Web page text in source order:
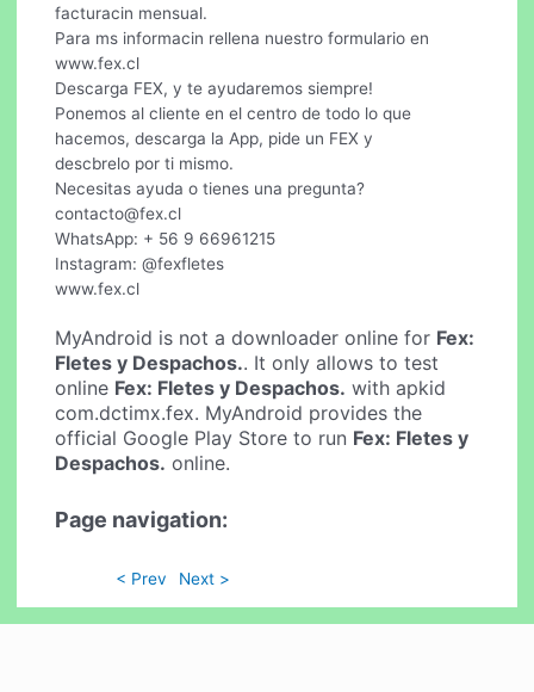
facturacin mensual.
Para ms informacin rellena nuestro formulario en
www.fex.cl
Descarga FEX, y te ayudaremos siempre!
Ponemos al cliente en el centro de todo lo que
hacemos, descarga la App, pide un FEX y
descbrelo por ti mismo.
Necesitas ayuda o tienes una pregunta?
contacto@fex.cl
WhatsApp: + 56 9 66961215
Instagram: @fexfletes
www.fex.cl
MyAndroid is not a downloader online for Fex:
Fletes y Despachos.. It only allows to test
online Fex: Fletes y Despachos. with apkid
com.dctimx.fex. MyAndroid provides the
official Google Play Store to run Fex: Fletes y
Despachos. online.
Page navigation:
< Prev Next >